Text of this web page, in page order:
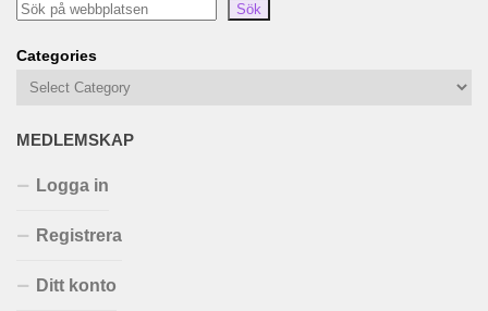
Sök
Categories
MEDLEMSKAP
Logga in
Registrera
Ditt konto